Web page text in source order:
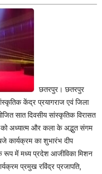
छतरपुर। छतरपुर
केंद्र प्रयागराज एवं जिला
सात दिवसीय सांस्कृतिक विरासत
अध्यात्म और कला के अद्भुत संगम
कार्यक्रम का शुभारंभ दीप
में मध्य प्रदेश आजीविका मिशन
प्रमुख रविंद्र प्रजापति,